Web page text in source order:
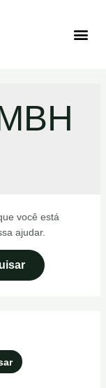
você está
ajudar.